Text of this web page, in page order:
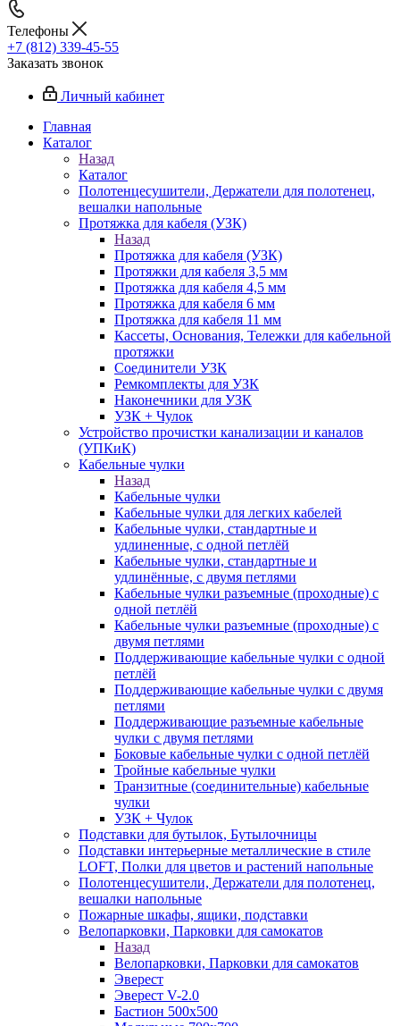
Телефоны
+7 (812) 339-45-55
Заказать звонок
Личный кабинет
Главная
Каталог
Назад
Каталог
Полотенцесушители, Держатели для полотенец,
вешалки напольные
Протяжка для кабеля (УЗК)
Назад
Протяжка для кабеля (УЗК)
Протяжки для кабеля 3,5 мм
Протяжка для кабеля 4,5 мм
Протяжка для кабеля 6 мм
Протяжка для кабеля 11 мм
Кассеты, Основания, Тележки для кабельной
протяжки
Соединители УЗК
Ремкомплекты для УЗК
Наконечники для УЗК
УЗК + Чулок
Устройство прочистки канализации и каналов
(УПКиК)
Кабельные чулки
Назад
Кабельные чулки
Кабельные чулки для легких кабелей
Кабельные чулки, стандартные и
удлиненные, с одной петлёй
Кабельные чулки, стандартные и
удлинённые, с двумя петлями
Кабельные чулки разъемные (проходные) с
одной петлёй
Кабельные чулки разъемные (проходные) с
двумя петлями
Поддерживающие кабельные чулки с одной
петлёй
Поддерживающие кабельные чулки с двумя
петлями
Поддерживающие разъемные кабельные
чулки с двумя петлями
Боковые кабельные чулки с одной петлёй
Тройные кабельные чулки
Транзитные (соединительные) кабельные
чулки
УЗК + Чулок
Подставки для бутылок, Бутылочницы
Подставки интерьерные металлические в стиле
LOFT, Полки для цветов и растений напольные
Полотенцесушители, Держатели для полотенец,
вешалки напольные
Пожарные шкафы, ящики, подставки
Велопарковки, Парковки для самокатов
Назад
Велопарковки, Парковки для самокатов
Эверест
Эверест V-2.0
Бастион 500х500